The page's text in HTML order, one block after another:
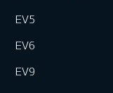
EV5
EV6
EV9